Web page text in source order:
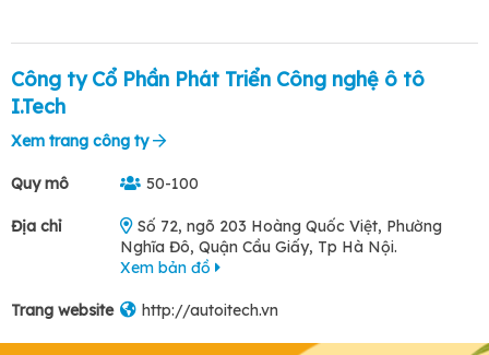
Công ty Cổ Phần Phát Triển Công nghệ ô tô
I.Tech
Xem trang công ty
Quy mô 50-100
Địa chỉ
Số 72, ngõ 203 Hoàng Quốc Việt, Phường
Nghĩa Đô, Quận Cầu Giấy, Tp Hà Nội.
Xem bản đồ
Trang website http://autoitech.vn